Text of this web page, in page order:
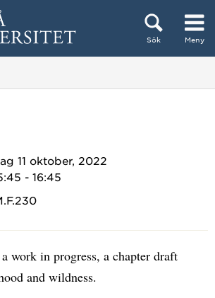
Sök Meny
11 oktober, 2022
- 16:45
work in progress, a chapter draft
and wildness.